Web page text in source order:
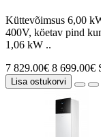
Küttevõimsus 6,00
400V, köetav pind
1,06 kW ..
7 829.00€ 8 699.00€
Lisa ostukorvi